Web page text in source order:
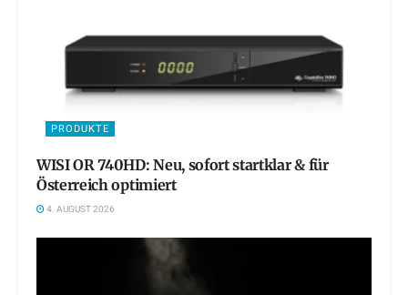
PRODUKTE
WISI OR 740HD: Neu, sofort startklar & für
Österreich optimiert
4. AUGUST 2026